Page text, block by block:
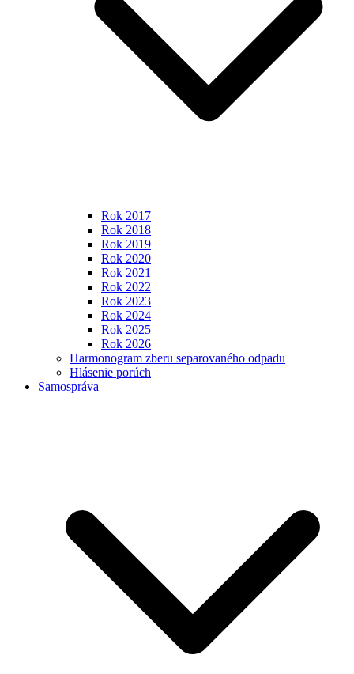
Rok 2017
Rok 2018
Rok 2019
Rok 2020
Rok 2021
Rok 2022
Rok 2023
Rok 2024
Rok 2025
Rok 2026
Harmonogram zberu separovaného odpadu
Hlásenie porúch
Samospráva